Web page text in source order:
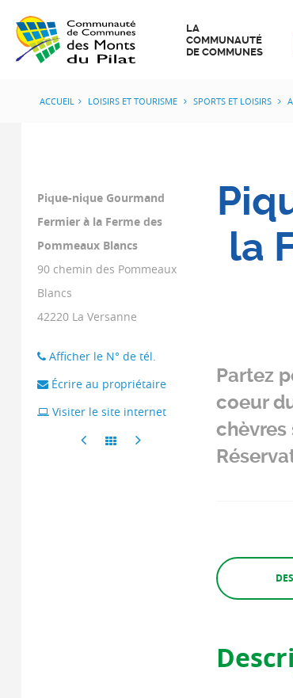
LA
COMMUNAUTÉ
DE COMMUNES
ACCUEIL LOISIRS ET TOURISME SPORTS ET LOISIRS
Pique-nique Gourmand
Fermier à la Ferme des
Pommeaux Blancs
90 chemin des Pommeaux
Blancs
42220 La Versanne
Afficher le N° de tél.
Écrire au propriétaire
Visiter le site internet
la
Partez
coeur